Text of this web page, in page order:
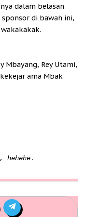
dalam belasan
di bawah ini,
Mbayang, Rey Utami,
ama Mbak
hehehe.